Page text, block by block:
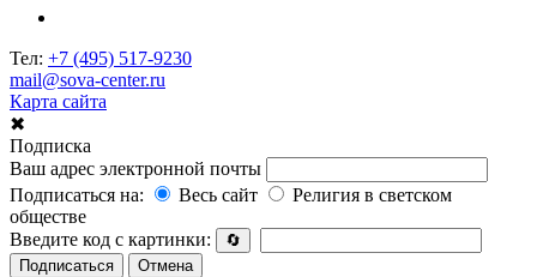
Тел: +7 (495) 517-9230
mail@sova-center.ru
Карта сайта
✖
Подписка
Ваш адрес электронной почты
Подписаться на:
Весь сайт
Религия в светском
обществе
Введите код с картинки:
🔄
Подписаться
Отмена